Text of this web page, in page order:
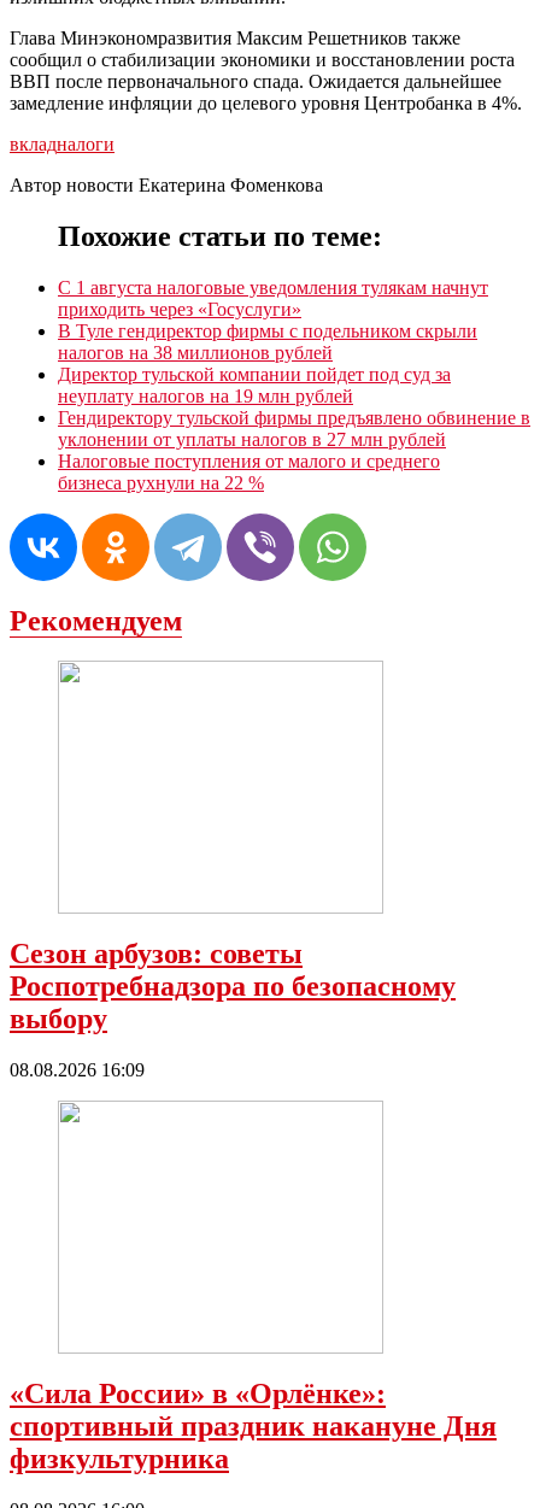
Глава Минэкономразвития Максим Решетников также
сообщил о стабилизации экономики и восстановлении роста
ВВП после первоначального спада. Ожидается дальнейшее
замедление инфляции до целевого уровня Центробанка в 4%.
вкладналоги
Автор новости Екатерина Фоменкова
Похожие статьи по теме:
С 1 августа налоговые уведомления тулякам начнут
приходить через «Госуслуги»
В Туле гендиректор фирмы с подельником скрыли
налогов на 38 миллионов рублей
Директор тульской компании пойдет под суд за
неуплату налогов на 19 млн рублей
Гендиректору тульской фирмы предъявлено обвинение в
уклонении от уплаты налогов в 27 млн рублей
Налоговые поступления от малого и среднего
бизнеса рухнули на 22 %
Рекомендуем
Сезон арбузов: советы
Роспотребнадзора по безопасному
выбору
08.08.2026 16:09
«Сила России» в «Орлёнке»:
спортивный праздник накануне Дня
физкультурника